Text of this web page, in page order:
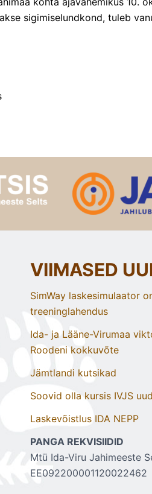
sigimiselundkond, tuleb
VIIMASED
SimWay laskesimulaator
treeninglahendus
Ida- ja Lääne-Virumaa
Roodeni kokkuvõte
Jämtlandi kutsikad
Soovid olla kursis IVJS
Laskevõistlus IDA NEPP
PANGA REKVISIIDID
Mtü Ida-Viru Jahimeeste
EE092200001120022462